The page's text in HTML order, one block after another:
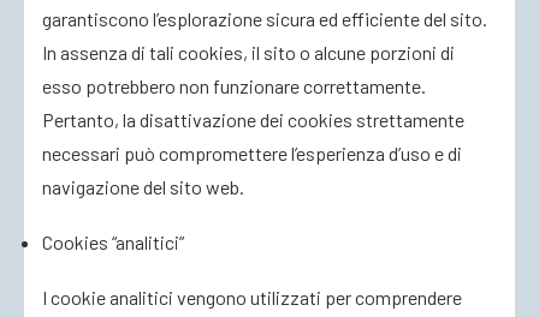
garantiscono l’esplorazione sicura ed efficiente del sito.
In assenza di tali cookies, il sito o alcune porzioni di
esso potrebbero non funzionare correttamente.
Pertanto, la disattivazione dei cookies strettamente
necessari può compromettere l’esperienza d’uso e di
navigazione del sito web.
Cookies “analitici”
I cookie analitici vengono utilizzati per comprendere